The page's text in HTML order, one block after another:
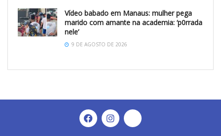
Vídeo babado em Manaus: mulher pega
marido com amante na academia: ‘p0rrada
nele’
9 DE AGOSTO DE 2026